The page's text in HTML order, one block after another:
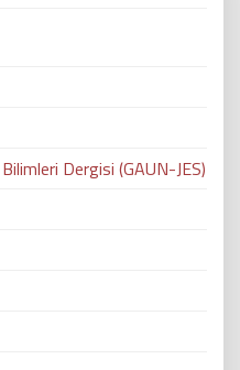
Dergisi (GAUN-JES)